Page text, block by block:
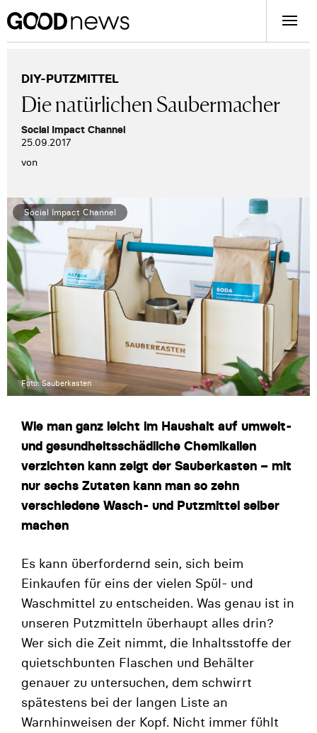
DIY-PUTZMITTEL
Die natürlichen Saubermacher
Social Impact Channel
25.09.2017
von
Social Impact Channel
Foto: Sauberkasten
Wie man ganz leicht im Haushalt auf umwelt-
und gesundheitsschädliche Chemikalien
verzichten kann zeigt der Sauberkasten – mit
nur sechs Zutaten kann man so zehn
verschiedene Wasch- und Putzmittel selber
machen
Es kann überfordernd sein, sich beim
Einkaufen für eins der vielen Spül- und
Waschmittel zu entscheiden. Was genau ist in
unseren Putzmitteln überhaupt alles drin?
Wer sich die Zeit nimmt, die Inhaltsstoffe der
quietschbunten Flaschen und Behälter
genauer zu untersuchen, dem schwirrt
spätestens bei der langen Liste an
Warnhinweisen der Kopf. Nicht immer fühlt